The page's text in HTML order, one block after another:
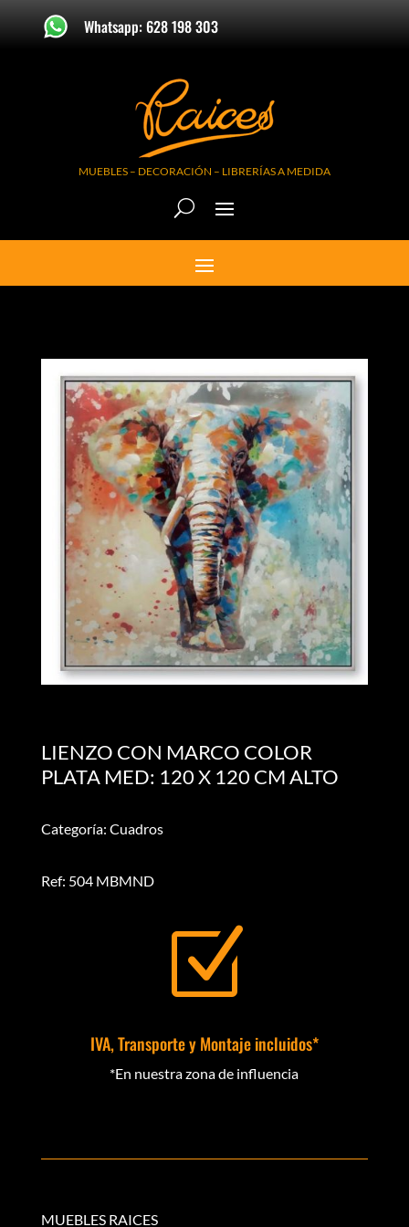
Whatsapp: 628 198 303
MUEBLES – DECORACIÓN – LIBRERÍAS A MEDIDA
LIENZO CON MARCO COLOR
PLATA MED: 120 X 120 CM ALTO
Categoría: Cuadros
Ref: 504 MBMND
Z
IVA, Transporte y Montaje incluidos*
*En nuestra zona de influencia
MUEBLES RAICES